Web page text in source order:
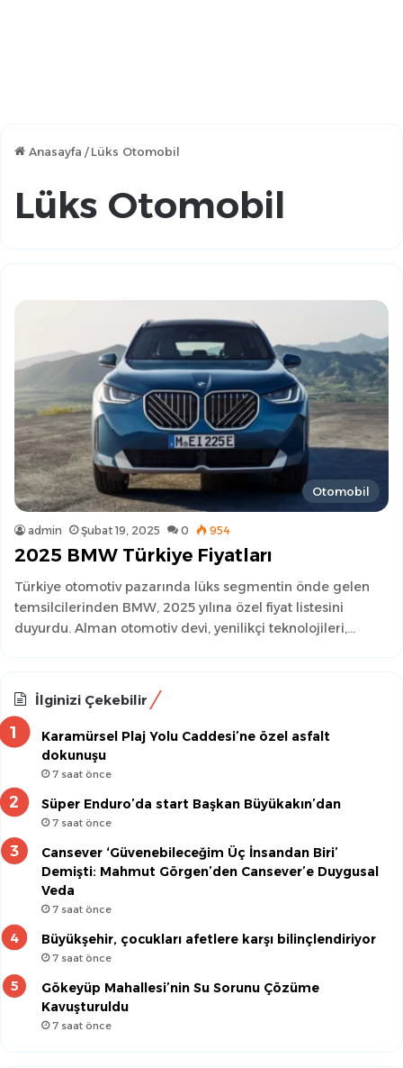
Anasayfa / Lüks Otomobil
Lüks Otomobil
Otomobil
admin Şubat 19, 2025 0 954
2025 BMW Türkiye Fiyatları
Türkiye otomotiv pazarında lüks segmentin önde gelen
temsilcilerinden BMW, 2025 yılına özel fiyat listesini
duyurdu. Alman otomotiv devi, yenilikçi teknolojileri,…
İlginizi Çekebilir
Karamürsel Plaj Yolu Caddesi’ne özel asfalt
dokunuşu
7 saat önce
Süper Enduro’da start Başkan Büyükakın’dan
7 saat önce
Cansever ‘Güvenebileceğim Üç İnsandan Biri’
Demişti: Mahmut Görgen’den Cansever’e Duygusal
Veda
7 saat önce
Büyükşehir, çocukları afetlere karşı bilinçlendiriyor
7 saat önce
Gökeyüp Mahallesi’nin Su Sorunu Çözüme
Kavuşturuldu
7 saat önce